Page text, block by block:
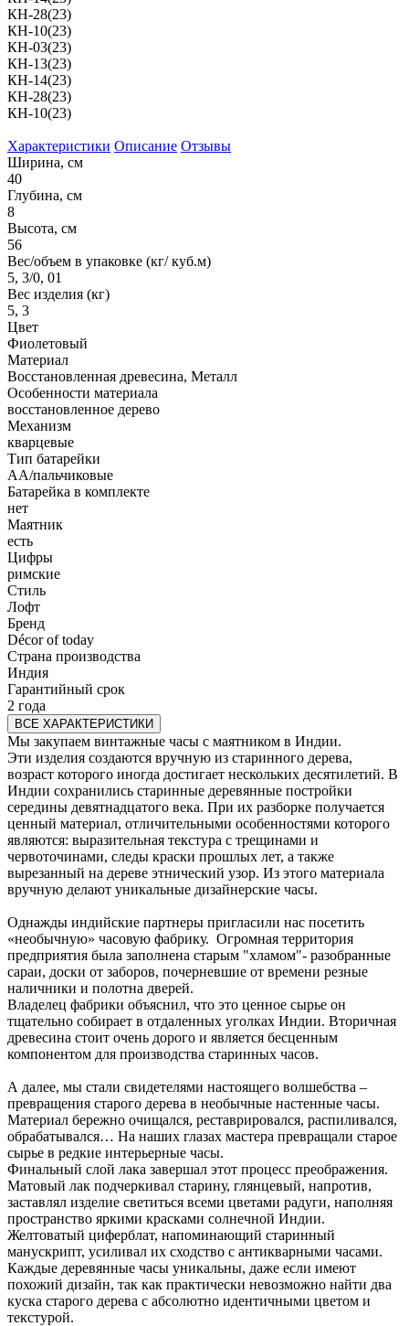
КН-28(23)
КН-10(23)
КН-03(23)
КН-13(23)
КН-14(23)
КН-28(23)
КН-10(23)
Характеристики Описание Отзывы
Ширина, см
40
Глубина, см
8
Высота, см
56
Вес/объем в упаковке (кг/ куб.м)
5, 3/0, 01
Вес изделия (кг)
5, 3
Цвет
Фиолетовый
Материал
Восстановленная древесина, Металл
Особенности материала
восстановленное дерево
Механизм
кварцевые
Тип батарейки
АА/пальчиковые
Батарейка в комплекте
нет
Маятник
есть
Цифры
римские
Стиль
Лофт
Бренд
Décor of today
Страна производства
Индия
Гарантийный срок
2 года
ВСЕ ХАРАКТЕРИСТИКИ
Мы закупаем винтажные часы с маятником в Индии.
Эти изделия создаются вручную из старинного дерева,
возраст которого иногда достигает нескольких десятилетий. В
Индии сохранились старинные деревянные постройки
середины девятнадцатого века. При их разборке получается
ценный материал, отличительными особенностями которого
являются: выразительная текстура с трещинами и
червоточинами, следы краски прошлых лет, а также
вырезанный на дереве этнический узор. Из этого материала
вручную делают уникальные дизайнерские часы.
Однажды индийские партнеры пригласили нас посетить
«необычную» часовую фабрику. Огромная территория
предприятия была заполнена старым "хламом"- разобранные
сараи, доски от заборов, почерневшие от времени резные
наличники и полотна дверей.
Владелец фабрики объяснил, что это ценное сырье он
тщательно собирает в отдаленных уголках Индии. Вторичная
древесина стоит очень дорого и является бесценным
компонентом для производства старинных часов.
А далее, мы стали свидетелями настоящего волшебства –
превращения старого дерева в необычные настенные часы.
Материал бережно очищался, реставрировался, распиливался,
обрабатывался… На наших глазах мастера превращали старое
сырье в редкие интерьерные часы.
Финальный слой лака завершал этот процесс преображения.
Матовый лак подчеркивал старину, глянцевый, напротив,
заставлял изделие светиться всеми цветами радуги, наполняя
пространство яркими красками солнечной Индии.
Желтоватый циферблат, напоминающий старинный
манускрипт, усиливал их сходство с антикварными часами.
Каждые деревянные часы уникальны, даже если имеют
похожий дизайн, так как практически невозможно найти два
куска старого дерева с абсолютно идентичными цветом и
текстурой.